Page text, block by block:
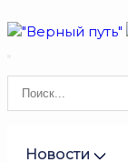
Новости